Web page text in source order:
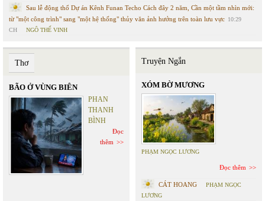
Sau lễ động thổ Dự án Kênh Funan Techo Cách đây 2 năm, Cần một tầm nhìn mới:
từ "một công trình" sang "một hệ thống" thủy văn ảnh hưởng trên toàn lưu vực 10:29
CH
NGÔ THẾ VINH
Thơ
BÃO Ở VÙNG BIÊN
PHAN
THANH
BÌNH
Đọc
thêm
Truyện Ngắn
XÓM BỜ MƯƠNG
PHẠM NGỌC LƯƠNG
Đọc thêm
CÁT HOANG
PHẠM NGỌC
LƯƠNG